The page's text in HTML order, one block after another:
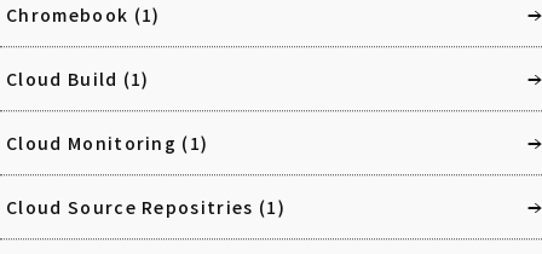
Chromebook (1)
Cloud Build (1)
Cloud Monitoring (1)
Cloud Source Repositries (1)